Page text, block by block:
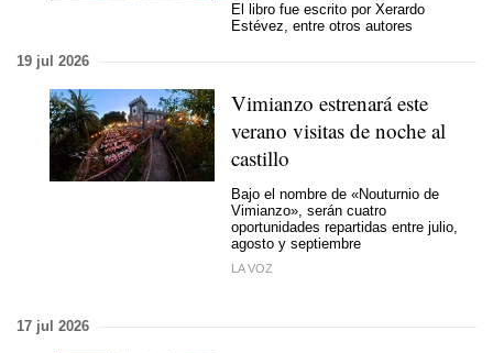
El libro fue escrito por Xerardo
Estévez, entre otros autores
19 jul 2026
Vimianzo estrenará este
verano visitas de noche al
castillo
Bajo el nombre de «Nouturnio de
Vimianzo», serán cuatro
oportunidades repartidas entre julio,
agosto y septiembre
LA VOZ
17 jul 2026